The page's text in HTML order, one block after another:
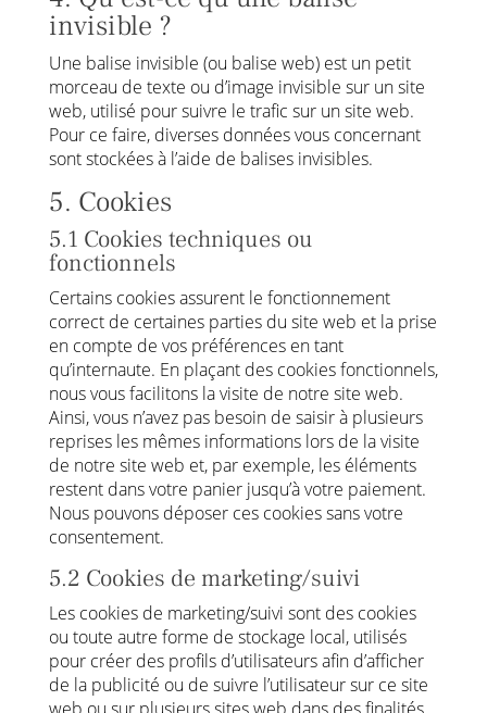
invisible ?
Une balise invisible (ou balise web) est un petit
morceau de texte ou d’image invisible sur un site
web, utilisé pour suivre le trafic sur un site web.
Pour ce faire, diverses données vous concernant
sont stockées à l’aide de balises invisibles.
5. Cookies
5.1 Cookies techniques ou
fonctionnels
Certains cookies assurent le fonctionnement
correct de certaines parties du site web et la prise
en compte de vos préférences en tant
qu’internaute. En plaçant des cookies fonctionnels,
nous vous facilitons la visite de notre site web.
Ainsi, vous n’avez pas besoin de saisir à plusieurs
reprises les mêmes informations lors de la visite
de notre site web et, par exemple, les éléments
restent dans votre panier jusqu’à votre paiement.
Nous pouvons déposer ces cookies sans votre
consentement.
5.2 Cookies de marketing/suivi
Les cookies de marketing/suivi sont des cookies
ou toute autre forme de stockage local, utilisés
pour créer des profils d’utilisateurs afin d’afficher
de la publicité ou de suivre l’utilisateur sur ce site